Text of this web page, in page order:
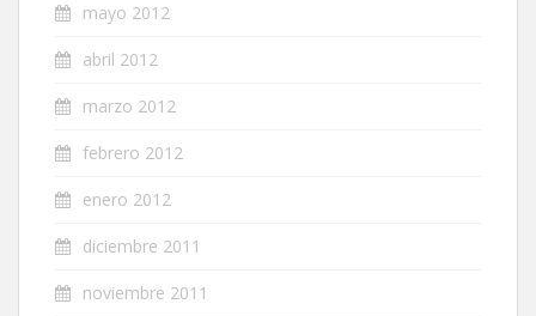
mayo 2012
abril 2012
marzo 2012
febrero 2012
enero 2012
diciembre 2011
noviembre 2011